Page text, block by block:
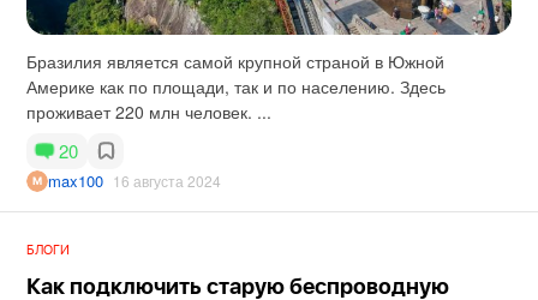
Бразилия является самой крупной страной в Южной
Америке как по площади, так и по населению. Здесь
проживает 220 млн человек. ...
20
max100 16 августа 2024
БЛОГИ
Как подключить старую беспроводную